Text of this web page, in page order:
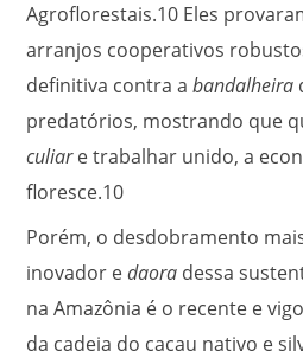
Agroflorestais.10 Eles
arranjos cooperativos
definitiva contra abandalheira
predatórios, mostrando que
culiare trabalhar unido, a
floresce.10
Porém, o desdobramento
inovador edaora dessa
na Amazônia é o recente e
da cadeia do cacau nativo e